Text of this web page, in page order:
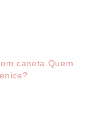
caneta Quem